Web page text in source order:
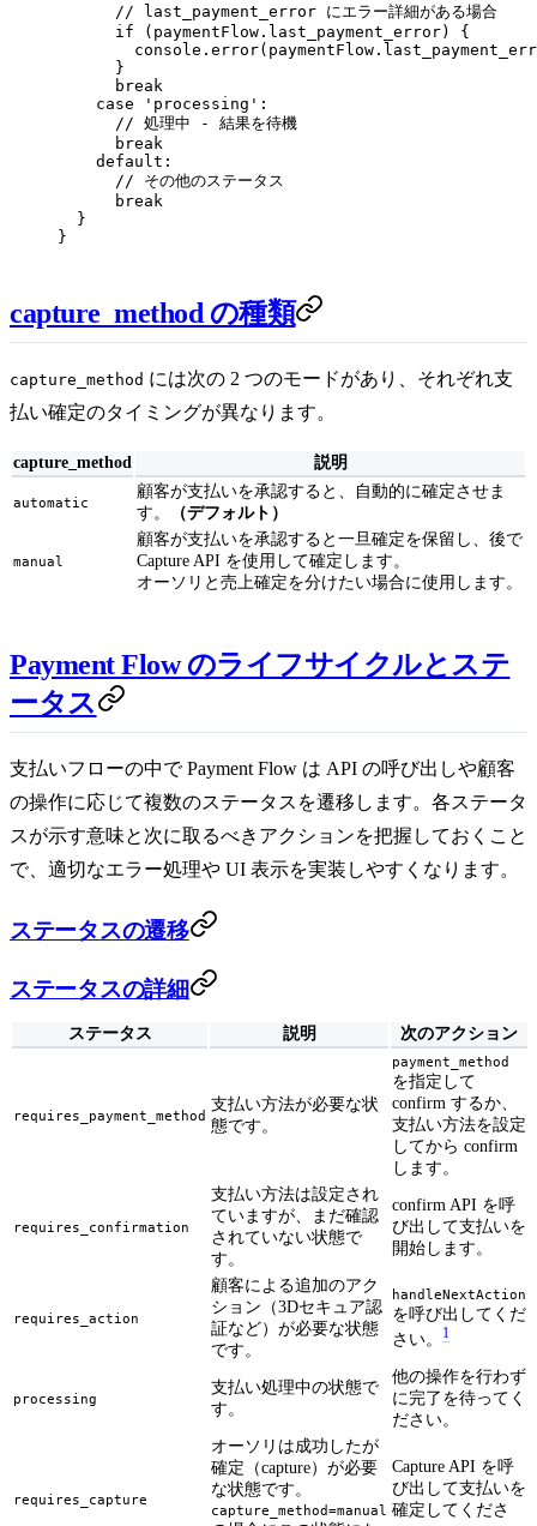
      // last_payment_error にエラー詳細がある場合
      if
(paymentFlow.last_payment_error) {
        console.
error
      }
      break
    case
'processing' :
      // 処理中 - 結果を待機
      break
    default
:
      // その他のステータス
      break
  }
}
capture_method の種類
capture_method には次の 2 つのモードがあり、それぞれ支
払い確定のタイミングが異なります。
capture_method 説明
automatic
顧客が支払いを承認すると、自動的に確定させま
す。
（デフォルト）
manual
顧客が支払いを承認すると一旦確定を保留し、後で
Capture API を使用して確定します。
オーソリと売上確定を分けたい場合に使用します。
Payment Flow のライフサイクルとステ
ータス
支払いフローの中で Payment Flow は API の呼び出しや顧客
の操作に応じて複数のステータスを遷移します。各ステータ
スが示す意味と次に取るべきアクションを把握しておくこと
で、適切なエラー処理や UI 表示を実装しやすくなります。
ステータスの遷移
ステータスの詳細
ステータス 説明 次のアクション
requires_payment_method
支払い方法が必要な状
態です。
payment_method
を指定して
confirm するか、
支払い方法を設定
してから confirm
します。
requires_confirmation
支払い方法は設定され
ていますが、まだ確認
されていない状態で
す。
confirm API を呼
び出して支払いを
開始します。
requires_action
顧客による追加のアク
ション（3Dセキュア認
証など）が必要な状態
です。
handleNextAction
を呼び出してくだ
さい。
1
processing
支払い処理中の状態で
す。
他の操作を行わず
に完了を待ってく
ださい。
requires_capture
オーソリは成功したが
確定（capture）が必要
な状態です。
capture_method=manual
Capture API を呼
び出して支払いを
確定してくださ